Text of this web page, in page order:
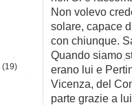
Non volevo
solare, capace
con chiunque.
Quando siamo
erano lui e
Vicenza, del
parte grazie a
(19)